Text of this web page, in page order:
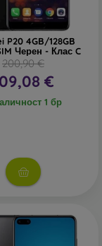
P20 4GB/128GB
Черен - Клас C
200,90 €
€
1 бр